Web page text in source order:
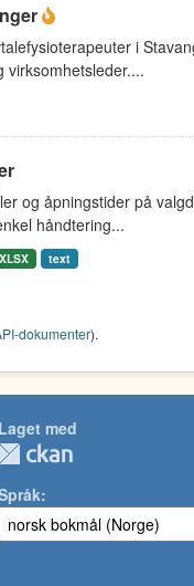
i
virksomhetsleder....
og åpningstider på
håndtering...
XLSX text
dokumenter).
Laget med